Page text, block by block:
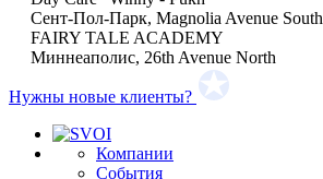
Сент-Пол-Парк, Magnolia Avenue South
FAIRY TALE ACADEMY
Миннеаполис, 26th Avenue North
Нужны новые клиенты?
Компании
События